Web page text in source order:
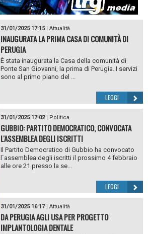
31/01/2025 17:15| Attualità
INAUGURATA LA PRIMA CASA DI COMUNITÀ DI
PERUGIA
È stata inaugurata la Casa della comunità di
Ponte San Giovanni, la prima di Perugia. I servizi
sono al primo piano del ...
LEGGI
31/01/2025 17:02| Politica
GUBBIO: PARTITO DEMOCRATICO, CONVOCATA
L'ASSEMBLEA DEGLI ISCRITTI
Il Partito Democratico di Gubbio ha convocato
l`assemblea degli iscritti il prossimo 4 febbraio
alle ore 21 presso la se...
LEGGI
31/01/2025 16:17| Attualità
DA PERUGIA AGLI USA PER PROGETTO
IMPLANTOLOGIA DENTALE